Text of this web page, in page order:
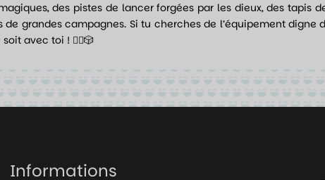
des pistes de lancer forgées par les dieux, des tapis
grandes campagnes. Si tu cherches de l’équipement digne
avec toi ! 🧙‍♂️🎲
Informations